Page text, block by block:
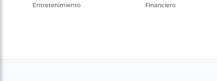
Entretenimiento
Financiero